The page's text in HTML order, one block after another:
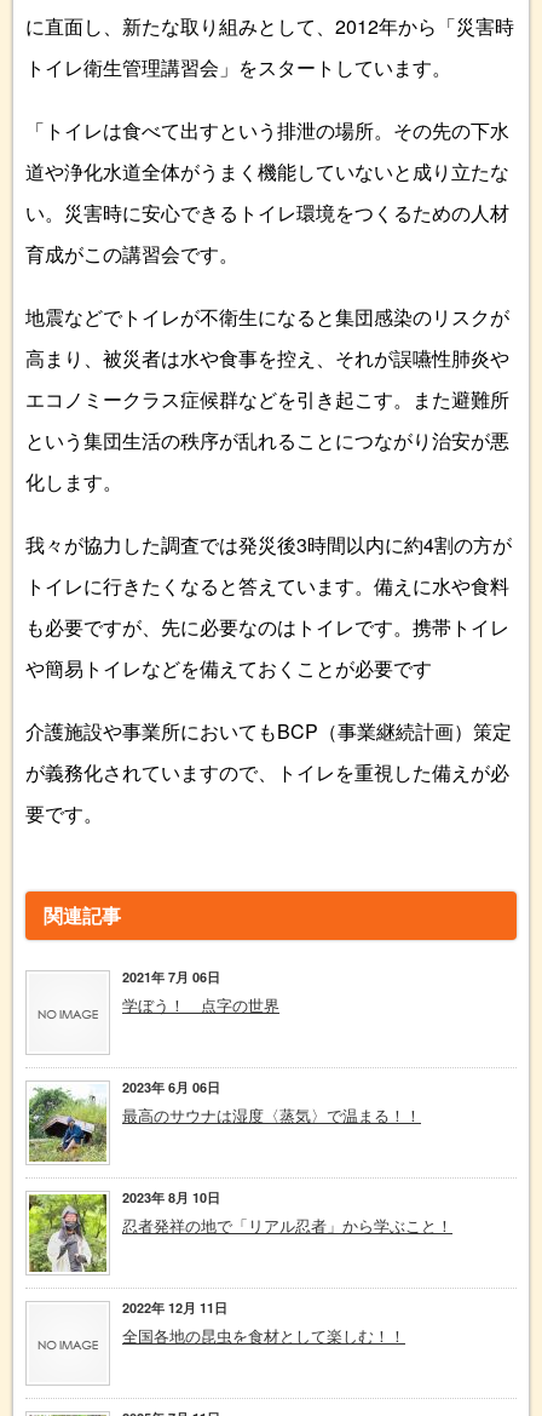
に直面し、新たな取り組みとして、2012年から「災害時
トイレ衛生管理講習会」をスタートしています。
「トイレは食べて出すという排泄の場所。その先の下水
道や浄化水道全体がうまく機能していないと成り立たな
い。災害時に安心できるトイレ環境をつくるための人材
育成がこの講習会です。
地震などでトイレが不衛生になると集団感染のリスクが
高まり、被災者は水や食事を控え、それが誤嚥性肺炎や
エコノミークラス症候群などを引き起こす。また避難所
という集団生活の秩序が乱れることにつながり治安が悪
化します。
我々が協力した調査では発災後3時間以内に約4割の方が
トイレに行きたくなると答えています。備えに水や食料
も必要ですが、先に必要なのはトイレです。携帯トイレ
や簡易トイレなどを備えておくことが必要です
介護施設や事業所においてもBCP（事業継続計画）策定
が義務化されていますので、トイレを重視した備えが必
要です。
関連記事
2021年 7月 06日
学ぼう！ 点字の世界
2023年 6月 06日
最高のサウナは湿度〈蒸気〉で温まる！！
2023年 8月 10日
忍者発祥の地で「リアル忍者」から学ぶこと！
2022年 12月 11日
全国各地の昆虫を食材として楽しむ！！